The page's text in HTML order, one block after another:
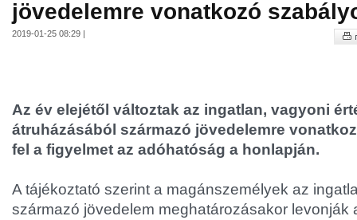
jövedelemre vonatkozó
2019-01-25 08:29 |
Az év elejétől változtak az ingatlan, vagyoni
átruházásából származó jövedelemre
fel a figyelmet az adóhatóság a honlapján.
A tájékoztató szerint a magánszemélyek az
származó jövedelem meghatározásakor levonják